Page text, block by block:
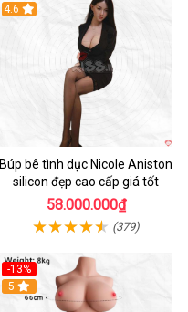
4.6
Búp bê tình dục Nicole Aniston
silicon đẹp cao cấp giá tốt
58.000.000₫
(379)
-13%
5